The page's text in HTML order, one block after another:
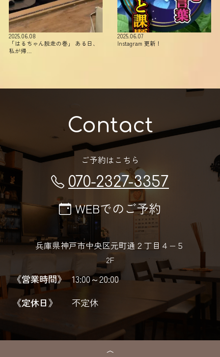
2025.06.08
「はるちゃん脱走の巻」 ある日、
私が帰…
2025.06.07
Instagram 更新！
Contact
ご予約はこちら
070-2327-3357
WEBでのご予約
兵庫県神戸市中央区元町通２丁目４−５
2F
《営業時間》 13:00～20:00
《定休日》
不定休